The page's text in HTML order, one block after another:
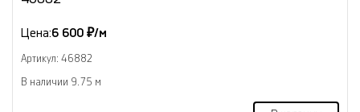
Цена:6 600 ₽/м
Артикул: 46882
В наличии 9.75 м